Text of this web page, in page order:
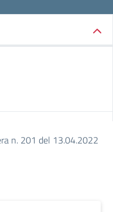
n. 201 del 13.04.2022